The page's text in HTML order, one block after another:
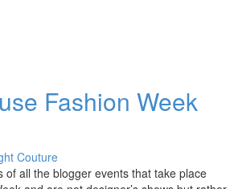
Fashion Week
Couture
of all the blogger events that take place